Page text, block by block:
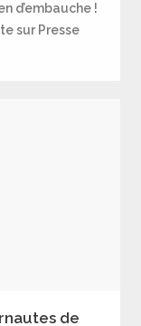
d’embauche !
sur Presse
de